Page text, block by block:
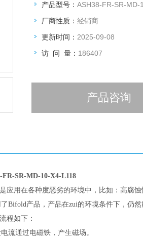
产品型号： ASH38-FR-SR-MD-
厂商性质： 经销商
更新时间： 2025-09-08
访 问 量： 186407
产品咨询
FR-SR-MD-10-X4-L118
应用在各种度恶劣的环境中，比如：高腐
Bifold产品，产品在zui的环境条件下，仍然
程如下：
流通过电磁铁，产生磁场。